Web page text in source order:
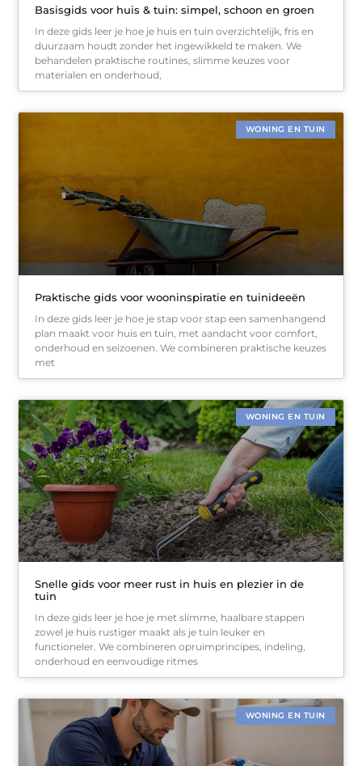
Basisgids voor huis & tuin: simpel, schoon en groen
In deze gids leer je hoe je huis en tuin overzichtelijk, fris en
duurzaam houdt zonder het ingewikkeld te maken. We
behandelen praktische routines, slimme keuzes voor
materialen en onderhoud,
WONING EN TUIN
Praktische gids voor wooninspiratie en tuinideeën
In deze gids leer je hoe je stap voor stap een samenhangend
plan maakt voor huis en tuin, met aandacht voor comfort,
onderhoud en seizoenen. We combineren praktische keuzes
met
WONING EN TUIN
Snelle gids voor meer rust in huis en plezier in de
tuin
In deze gids leer je hoe je met slimme, haalbare stappen
zowel je huis rustiger maakt als je tuin leuker en
functioneler. We combineren opruimprincipes, indeling,
onderhoud en eenvoudige ritmes
WONING EN TUIN